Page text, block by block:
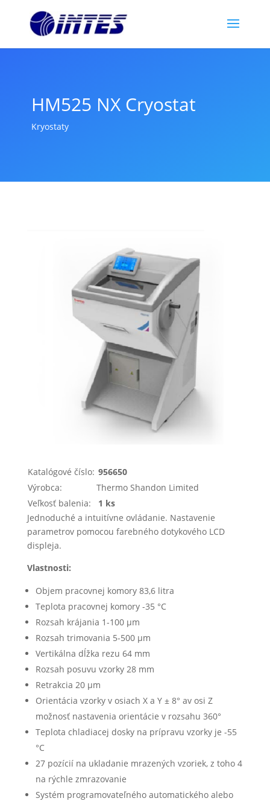
HM525 NX Cryostat
Kryostaty
Katalógové číslo: 956650
Výrobca:
Thermo Shandon Limited
Veľkosť balenia:
1 ks
Jednoduché a intuitívne ovládanie. Nastavenie
parametrov pomocou farebného dotykového LCD
displeja.
Vlastnosti:
Objem pracovnej komory 83,6 litra
Teplota pracovnej komory -35 °C
Rozsah krájania 1-100 µm
Rozsah trimovania 5-500 µm
Vertikálna dĺžka rezu 64 mm
Rozsah posuvu vzorky 28 mm
Retrakcia 20 µm
Orientácia vzorky v osiach X a Y ± 8° av osi Z
možnosť nastavenia orientácie v rozsahu 360°
Teplota chladiacej dosky na prípravu vzorky je -55
°C
27 pozícií na ukladanie mrazených vzoriek, z toho 4
na rýchle zmrazovanie
Systém programovateľného automatického alebo